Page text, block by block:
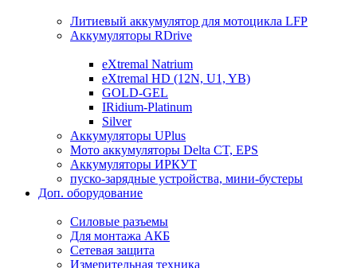
Литиевый аккумулятор для мотоцикла LFP
Аккумуляторы RDrive
eXtremal Natrium
eXtremal HD (12N, U1, YB)
GOLD-GEL
IRidium-Platinum
Silver
Аккумуляторы UPlus
Мото аккумуляторы Delta CT, EPS
Аккумуляторы ИРКУТ
пуско-зарядные устройства, мини-бустеры
Доп. оборудование
Силовые разъемы
Для монтажа АКБ
Сетевая защита
Измерительная техника